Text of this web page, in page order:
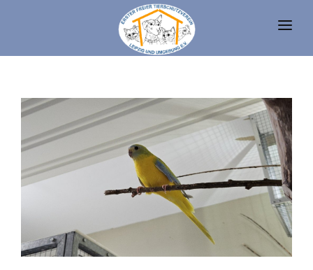
TIERHEIM
FAQ
TIERHALTUNG UND RECHT
SPENDEN